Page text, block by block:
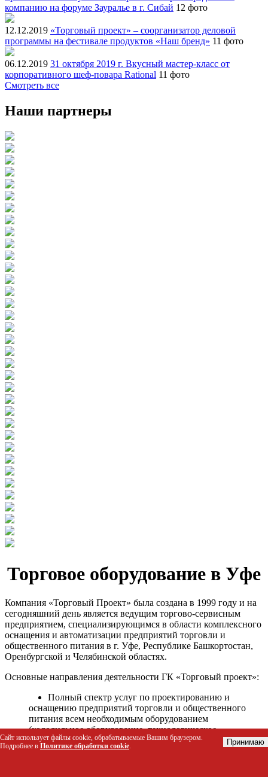
компанию на форуме Зауралье в г. Сибай 12 фото
12.12.2019 «Торговый проект» – соорганизатор деловой
программы на фестивале продуктов «Наш бренд» 11 фото
06.12.2019 31 октября 2019 г. Вкусный мастер-класс от
корпоративного шеф-повара Rational 11 фото
Смотреть все
Наши партнеры
Торговое оборудование в Уфе
Компания «Торговый Проект» была создана в 1999 году и на
сегодняшний день является ведущим торгово-сервисным
предприятием, специализирующимся в области комплексного
оснащения и автоматизации предприятий торговли и
общественного питания в г. Уфе, Республике Башкортостан,
Оренбургской и Челябинской областях.
Основные направления деятельности ГК «Торговый проект»:
Полный спектр услуг по проектированию и
оснащению предприятий торговли и общественного
питания всем необходимым оборудованием
(холодильное оборудование, технологическое
оборудование, стеллажное оборудование и т.д.);
Автоматизация торговых процессов и внедрения
Сайт использует файлы cookie, обрабатываемые Вашим браузером.
Подробнее в Политике обработки cookie. Принимаю